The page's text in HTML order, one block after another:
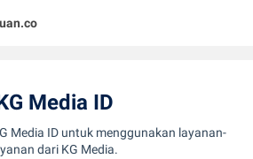
Media ID
Media ID untuk menggunakan layanan-
dari KG Media.